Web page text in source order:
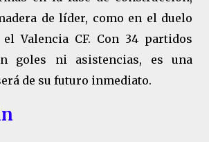
de líder, como en el duelo
Valencia CF. Con 34 partidos
goles ni asistencias, es una
de su futuro inmediato.